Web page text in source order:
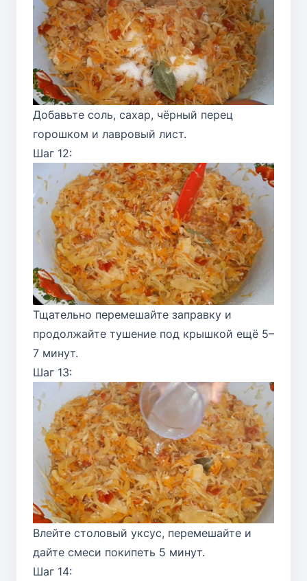
Добавьте соль, сахар, чёрный перец
горошком и лавровый лист.
Шаг 12:
Тщательно перемешайте заправку и
продолжайте тушение под крышкой ещё 5–
7 минут.
Шаг 13:
Влейте столовый уксус, перемешайте и
дайте смеси покипеть 5 минут.
Шаг 14: